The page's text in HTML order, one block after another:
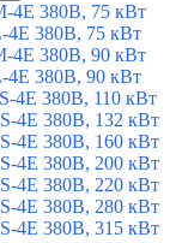
4E 380В, 75 кВт
4E 380В, 75 кВт
4E 380В, 90 кВт
4E 380В, 90 кВт
4E 380В, 110 кВт
4E 380В, 132 кВт
4E 380В, 160 кВт
4E 380В, 200 кВт
4E 380В, 220 кВт
4E 380В, 280 кВт
4E 380В, 315 кВт